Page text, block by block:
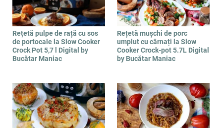
Rețetă pulpe de rață cu sos
de portocale la Slow Cooker
Crock Pot 5,7 l Digital by
Bucătar Maniac
Rețetă mușchi de porc
umplut cu cârnați la Slow
Cooker Crock-pot 5.7L Digital
by Bucătar Maniac